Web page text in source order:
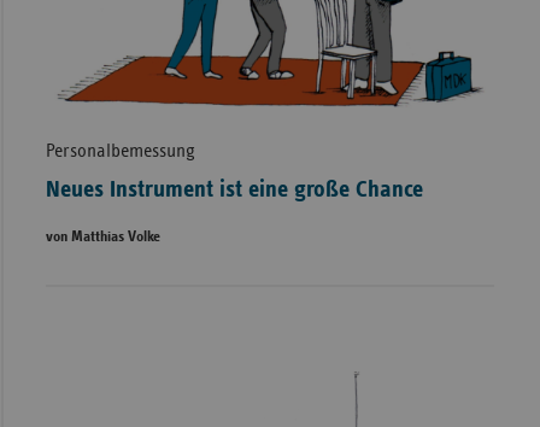
Personalbemessung
Neues Instrument ist eine große Chance
von Matthias Volke